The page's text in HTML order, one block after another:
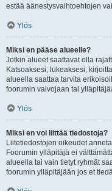
estää äänestysvaihtoehtojen
Ylös
Miksi en pääse alueelle?
Jotkin alueet saattavat olla
Katsoaksesi, lukeaksesi,
alueella saattaa tarvita
foorumin valvojaan tai
Ylös
Miksi en voi liittää tiedostoja?
Liitetiedostojen oikeudet
Foorumin ylläpitäjä ei
alueella tai vain tietyt ryhmät
foorumin ylläpitäjään jos et